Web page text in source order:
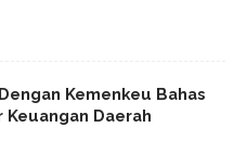
Kemenkeu Bahas
Keuangan Daerah